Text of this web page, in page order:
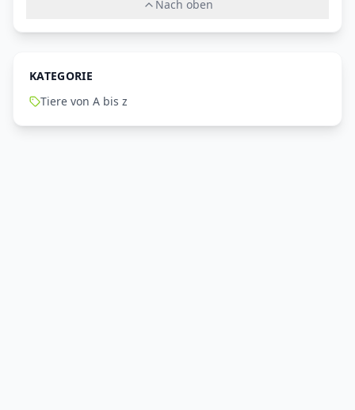
Nach oben
KATEGORIE
Tiere von A bis z